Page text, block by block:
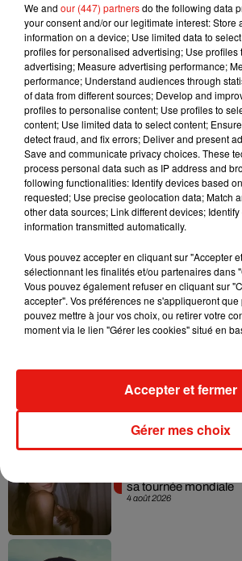
7 août 2026
Tayc et Didi B
dansant de l’année
7 août 2026
Angèle et Amélie
collaboration tant
5 août 2026
Benny Blanco invite
Becky G sur son
4 août 2026
4 août 2026
sa tournée mondiale
We and our (447) partnersdo the following data
your consent and/or our legitimate interest: Store
information on a device; Use limited data to
profiles for personalised advertising; Use profiles
advertising; Measure advertising performance;
performance; Understand audiences through
of data from different sources; Develop and
profiles to personalise content; Use profiles to
content; Use limited data to select content;
detect fraud, and fix errors; Deliver and present
Save and communicate privacy choices. These
process personal data such as IP address and
following functionalities: Identify devices based
requested; Use precise geolocation data; Match
other data sources; Link different devices;
information transmitted automatically.
Vous pouvez accepter en cliquant sur "Accepter
sélectionnant les finalités et/ou partenaires dans
Vous pouvez également refuser en cliquant sur
accepter". Vos préférences ne s'appliqueront que
pouvez mettre à jour vos choix, ou retirer votre
moment via le lien "Gérer les cookies" situé en
Gérer mes choix
Accepter et fermer